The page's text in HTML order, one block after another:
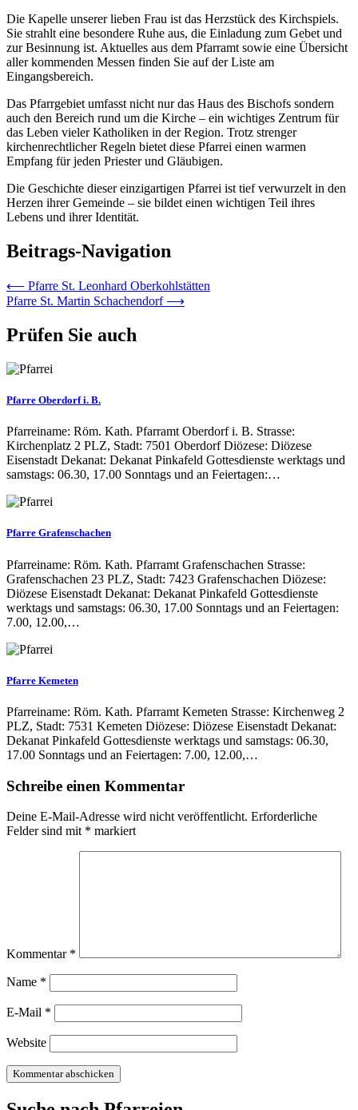
Die Kapelle unserer lieben Frau ist das Herzstück des Kirchspiels.
Sie strahlt eine besondere Ruhe aus, die Einladung zum Gebet und
zur Besinnung ist. Aktuelles aus dem Pfarramt sowie eine Übersicht
aller kommenden Messen finden Sie auf der Liste am
Eingangsbereich.
Das Pfarrgebiet umfasst nicht nur das Haus des Bischofs sondern
auch den Bereich rund um die Kirche – ein wichtiges Zentrum für
das Leben vieler Katholiken in der Region. Trotz strenger
kirchenrechtlicher Regeln bietet diese Pfarrei einen warmen
Empfang für jeden Priester und Gläubigen.
Die Geschichte dieser einzigartigen Pfarrei ist tief verwurzelt in den
Herzen ihrer Gemeinde – sie bildet einen wichtigen Teil ihres
Lebens und ihrer Identität.
Beitrags-Navigation
⟵ Pfarre St. Leonhard Oberkohlstätten
Pfarre St. Martin Schachendorf ⟶
Prüfen Sie auch
Pfarre Oberdorf i. B.
Pfarreiname: Röm. Kath. Pfarramt Oberdorf i. B. Strasse:
Kirchenplatz 2 PLZ, Stadt: 7501 Oberdorf Diözese: Diözese
Eisenstadt Dekanat: Dekanat Pinkafeld Gottesdienste werktags und
samstags: 06.30, 17.00 Sonntags und an Feiertagen:…
Pfarre Grafenschachen
Pfarreiname: Röm. Kath. Pfarramt Grafenschachen Strasse:
Grafenschachen 23 PLZ, Stadt: 7423 Grafenschachen Diözese:
Diözese Eisenstadt Dekanat: Dekanat Pinkafeld Gottesdienste
werktags und samstags: 06.30, 17.00 Sonntags und an Feiertagen:
7.00, 12.00,…
Pfarre Kemeten
Pfarreiname: Röm. Kath. Pfarramt Kemeten Strasse: Kirchenweg 2
PLZ, Stadt: 7531 Kemeten Diözese: Diözese Eisenstadt Dekanat:
Dekanat Pinkafeld Gottesdienste werktags und samstags: 06.30,
17.00 Sonntags und an Feiertagen: 7.00, 12.00,…
Schreibe einen Kommentar
Deine E-Mail-Adresse wird nicht veröffentlicht. Erforderliche
Felder sind mit * markiert
Kommentar *
Name *
E-Mail *
Website